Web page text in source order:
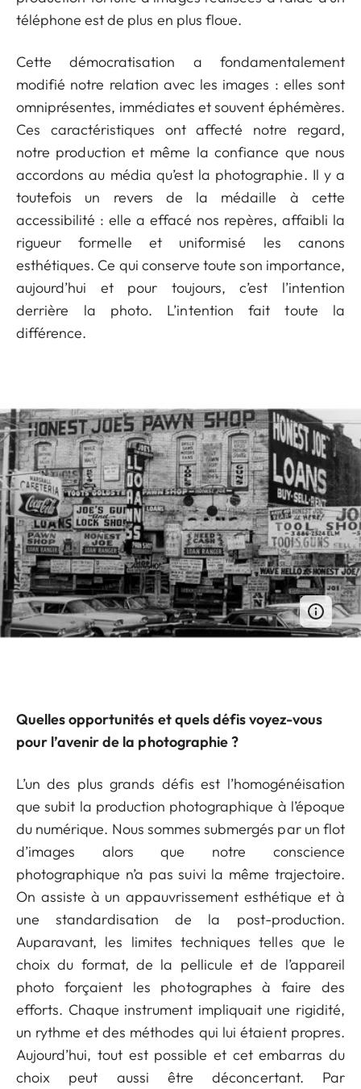
téléphone est de plus en plus floue.
Cette démocratisation a fondamentalement
modifié notre relation avec les images : elles sont
omniprésentes, immédiates et souvent éphémères.
Ces caractéristiques ont affecté notre regard,
notre production et même la confiance que nous
accordons au média qu’est la photographie. Il y a
toutefois un revers de la médaille à cette
accessibilité : elle a effacé nos repères, affaibli la
rigueur formelle et uniformisé les canons
esthétiques. Ce qui conserve toute son importance,
aujourd’hui et pour toujours, c’est l’intention
derrière la photo. L’intention fait toute la
différence.
Quelles opportunités et quels défis voyez-vous
pour l’avenir de la photographie ?
L’un des plus grands défis est l’homogénéisation
que subit la production photographique à l’époque
du numérique. Nous sommes submergés par un flot
d’images alors que notre conscience
photographique n’a pas suivi la même trajectoire.
On assiste à un appauvrissement esthétique et à
une standardisation de la post-production.
Auparavant, les limites techniques telles que le
choix du format, de la pellicule et de l’appareil
photo forçaient les photographes à faire des
efforts. Chaque instrument impliquait une rigidité,
un rythme et des méthodes qui lui étaient propres.
Aujourd’hui, tout est possible et cet embarras du
choix peut aussi être déconcertant. Par